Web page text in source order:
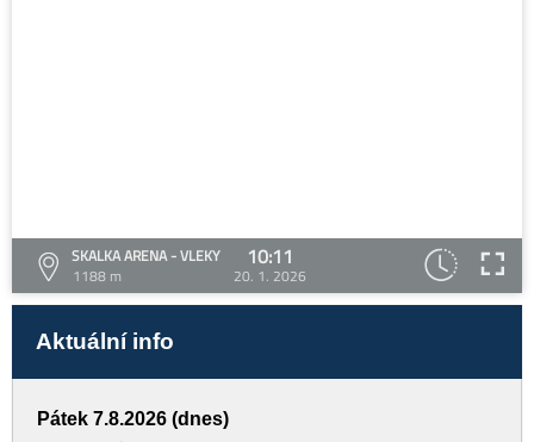
SKALKA ARENA - VLEKY
1188 m
10:11
20. 1. 2026
Aktuální info
Pátek 7.8.2026 (dnes)